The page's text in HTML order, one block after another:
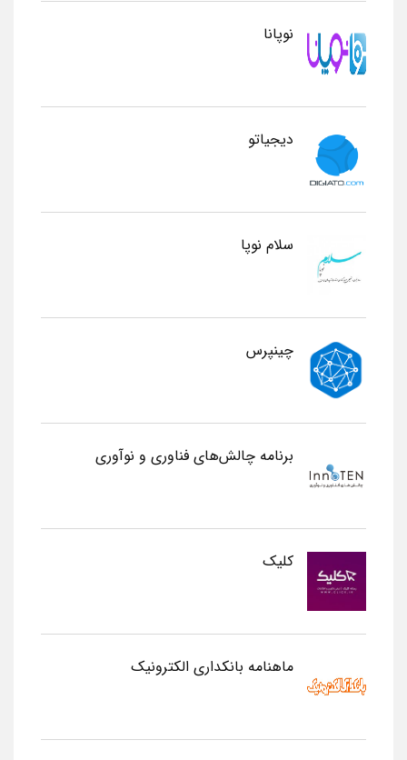
نوپانا
دیجیاتو
سلام نوپا
چینپرس
برنامه چالش‌های فناوری و نوآوری
کلیک
ماهنامه بانکداری الکترونیک